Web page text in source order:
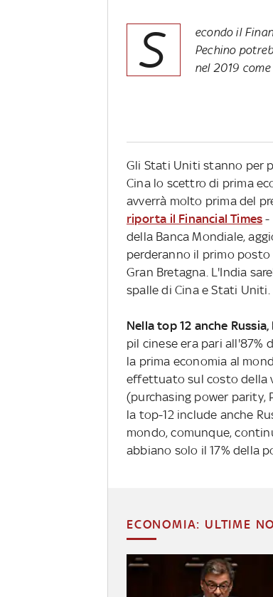
S
econdo il
Pechino
nel 2019
Gli Stati Uniti stanno per
Cina lo scettro di prima
avverrà molto prima del
riporta il Financial Times -
della Banca Mondiale,
perderanno il primo
Gran Bretagna. L'India
spalle di Cina e Stati Uniti.
Nella top 12 anche
pil cinese era pari all'87%
la prima economia al
effettuato sul costo della
(purchasing power parity,
la top-12 include anche
mondo, comunque,
abbiano solo il 17% della
ECONOMIA: ULTIME